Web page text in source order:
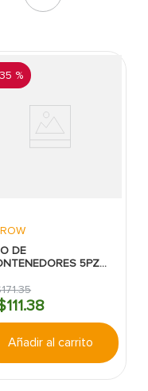
35 %
DE
5PZS
HMP
171.35
111.38
Añadir al carrito
puerta
pantry